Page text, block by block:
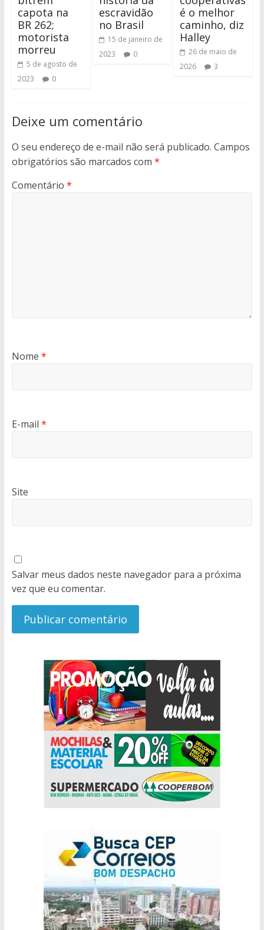
capota na
BR 262;
motorista
morreu
5 de agosto de
2023
0
escravidão
no Brasil
15 de janeiro de
2023
0
é o melhor
caminho, diz
Halley
26 de maio de
2026
3
Deixe um comentário
O seu endereço de e-mail não será publicado. Campos
obrigatórios são marcados com *
Comentário *
Nome *
E-mail *
Site
Salvar meus dados neste navegador para a próxima
vez que eu comentar.